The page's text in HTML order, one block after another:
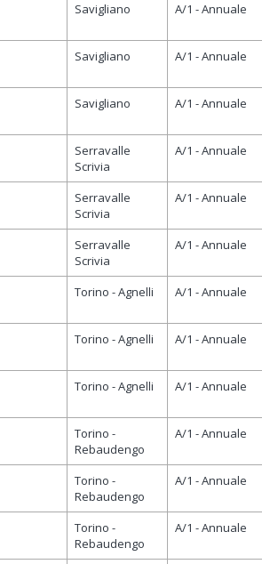
Savigliano A/1 - Annuale
Savigliano A/1 - Annuale
Savigliano A/1 - Annuale
Serravalle
Scrivia
A/1 - Annuale
Serravalle
Scrivia
A/1 - Annuale
Serravalle
Scrivia
A/1 - Annuale
Torino - Agnelli A/1 - Annuale
Torino - Agnelli A/1 - Annuale
Torino - Agnelli A/1 - Annuale
Torino -
Rebaudengo
A/1 - Annuale
Torino -
Rebaudengo
A/1 - Annuale
Torino -
Rebaudengo
A/1 - Annuale